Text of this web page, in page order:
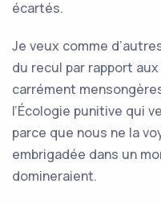
écartés.
Je veux comme
du recul par rapport
carrément
l’Écologie punitive qui
parce que nous ne la
embrigadée dans un
domineraient.